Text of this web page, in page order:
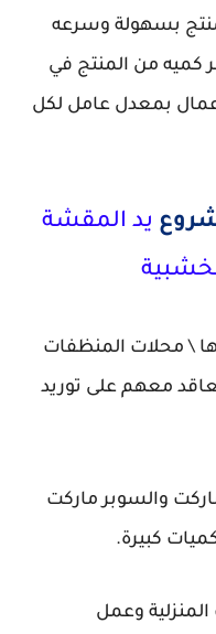
بسهولة وسرعه
كميه من المنتج في
الواحدة \ اي نحتاج الى 5 عمال بمعدل عامل لكل
يد المقشة
\ محلات المنظفات
معهم على توريد
والسوبر ماركت
كبيرة.
وعمل